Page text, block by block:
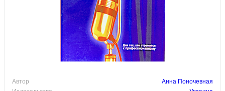
Автор
Анна Поночевная